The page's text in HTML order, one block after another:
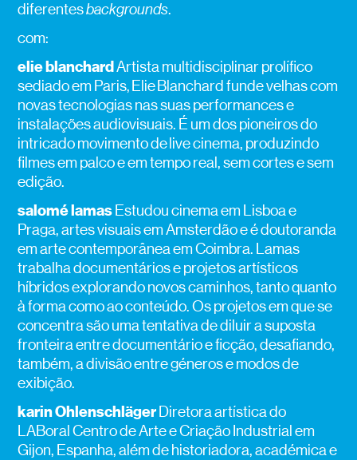
diferentesbackgrounds.
com:
elie blanchard Artista multidisciplinar prolífico
sediado em Paris, Elie Blanchard funde velhas com
novas tecnologias nas suas performances e
instalações audiovisuais. É um dos pioneiros do
intricado movimento de live cinema, produzindo
filmes em palco e em tempo real, sem cortes e sem
edição.
salomé lamas Estudou cinema em Lisboa e
Praga, artes visuais em Amsterdão e é doutoranda
em arte contemporânea em Coimbra. Lamas
trabalha documentários e projetos artísticos
híbridos explorando novos caminhos, tanto quanto
à forma como ao conteúdo. Os projetos em que se
concentra são uma tentativa de diluir a suposta
fronteira entre documentário e ficção, desafiando,
também, a divisão entre géneros e modos de
exibição.
karin Ohlenschläger Diretora artística do
LABoral Centro de Arte e Criação Industrial em
Gijon, Espanha, além de historiadora, académica e